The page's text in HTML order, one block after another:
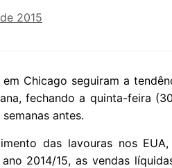
2015
Chicago seguiram a
fechando a quinta-feira
antes.
das lavouras nos
2014/15, as vendas